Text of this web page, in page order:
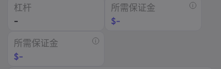
USD
杠杆
-
所需保证金
$-
所需保证金
$-